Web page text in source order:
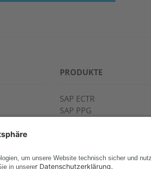
PRODUKTE
SAP ECTR
SAP PPG
WIS